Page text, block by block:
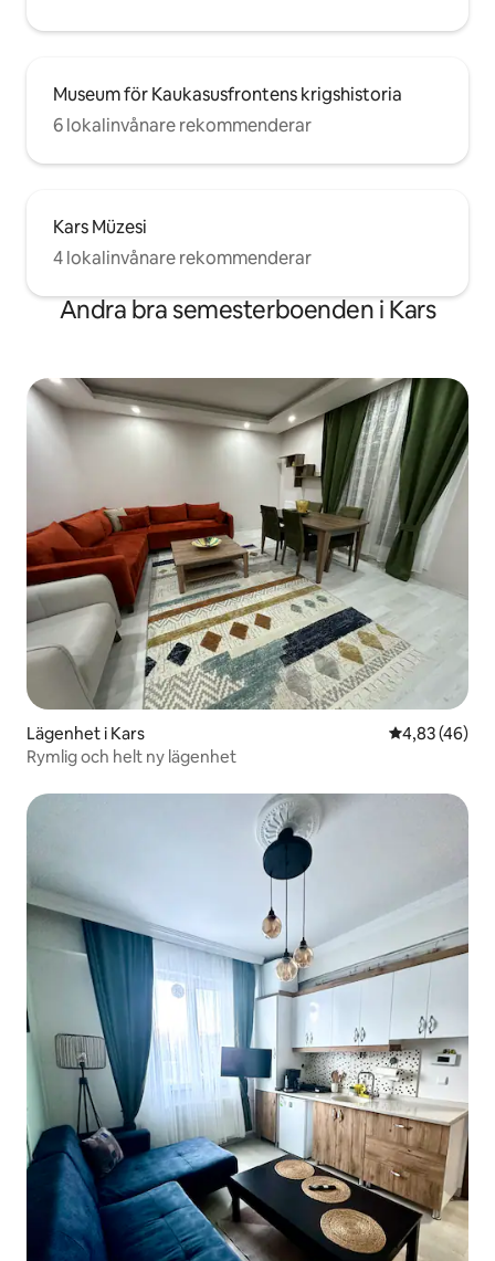
Museum för Kaukasusfrontens krigshistoria
6 lokalinvånare rekommenderar
Kars Müzesi
4 lokalinvånare rekommenderar
Andra bra semesterboenden i Kars
Lägenhet i Kars 4,83 av 5 i
4,83 (46)
Rymlig och helt ny lägenhet